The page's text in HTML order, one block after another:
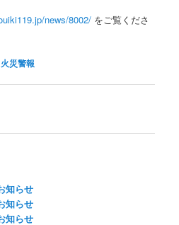
news/8002/ をご覧くださ
災警報
知らせ
知らせ
知らせ